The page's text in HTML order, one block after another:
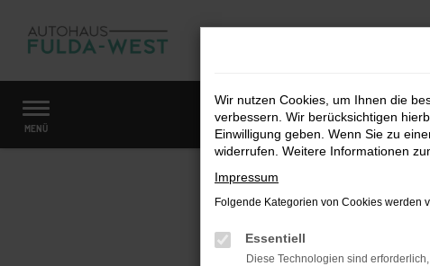
Zum
Hauptinhalt
MENÜ
Startseite Fahrzeugmarkt
Wir nutzen Cookies, um Ihnen die
verbessern. Wir berücksichtigen
Einwilligung geben. Wenn Sie zu
widerrufen. Weitere Informationen
Impressum
Folgende Kategorien von Cookies werden
Essentiell
Diese Technologien sind